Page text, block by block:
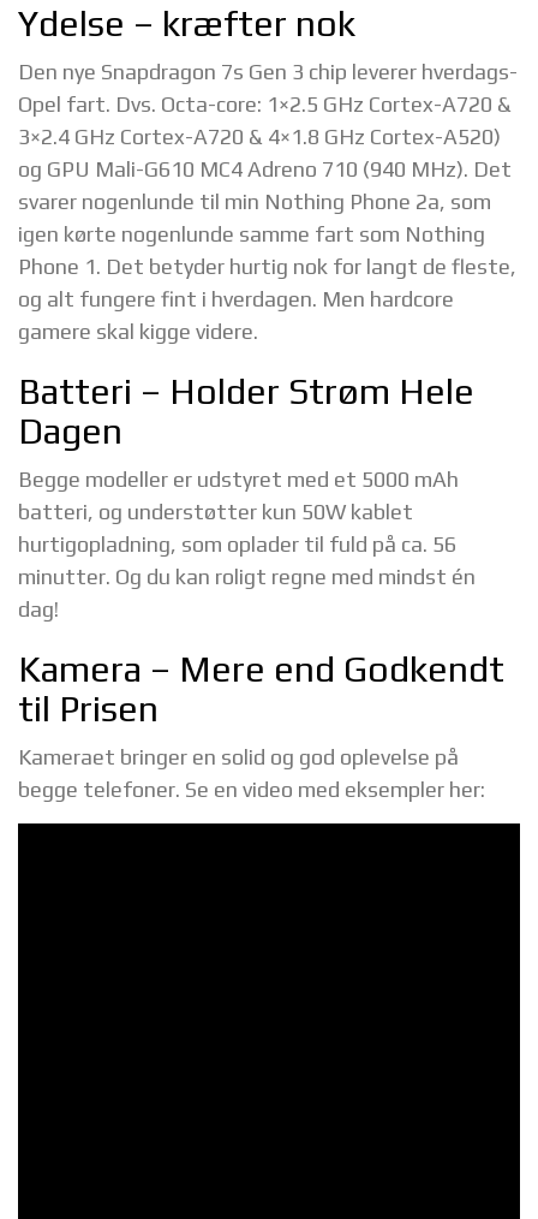
Ydelse – kræfter nok
Den nye Snapdragon 7s Gen 3 chip leverer hverdags-
Opel fart. Dvs. Octa-core: 1×2.5 GHz Cortex-A720 &
3×2.4 GHz Cortex-A720 & 4×1.8 GHz Cortex-A520)
og GPU Mali-G610 MC4 Adreno 710 (940 MHz). Det
svarer nogenlunde til min Nothing Phone 2a, som
igen kørte nogenlunde samme fart som Nothing
Phone 1. Det betyder hurtig nok for langt de fleste,
og alt fungere fint i hverdagen. Men hardcore
gamere skal kigge videre.
Batteri – Holder Strøm Hele
Dagen
Begge modeller er udstyret med et 5000 mAh
batteri, og understøtter kun 50W kablet
hurtigopladning, som oplader til fuld på ca. 56
minutter. Og du kan roligt regne med mindst én
dag!
Kamera – Mere end Godkendt
til Prisen
Kameraet bringer en solid og god oplevelse på
begge telefoner. Se en video med eksempler her: